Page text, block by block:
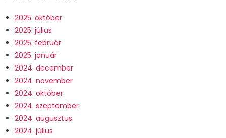
2025. október
2025. július
2025. február
2025. január
2024. december
2024. november
2024. október
2024. szeptember
2024. augusztus
2024. július